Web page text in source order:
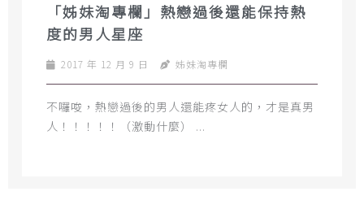
「姊妹淘專欄」熱戀過後還能保持熱
度的男人星座
2017 年 12 月 9 日 姊妹淘專欄
不囉唆，熱戀過後的男人還能疼女人的，才是真男
人！！！！！（激動什麼） ...